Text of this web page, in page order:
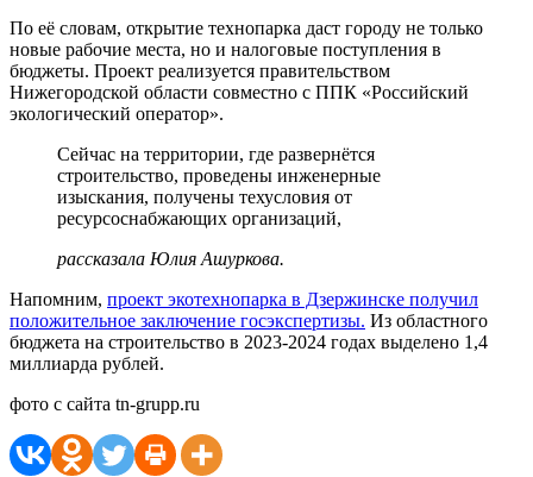
По её словам, открытие технопарка даст городу не только
новые рабочие места, но и налоговые поступления в
бюджеты. Проект реализуется правительством
Нижегородской области совместно с ППК «Российский
экологический оператор».
Сейчас на территории, где развернётся
строительство, проведены инженерные
изыскания, получены техусловия от
ресурсоснабжающих организаций,
рассказала Юлия Ашуркова.
Напомним, проект экотехнопарка в Дзержинске получил
положительное заключение госэкспертизы. Из областного
бюджета на строительство в 2023-2024 годах выделено 1,4
миллиарда рублей.
фото с сайта tn-grupp.ru